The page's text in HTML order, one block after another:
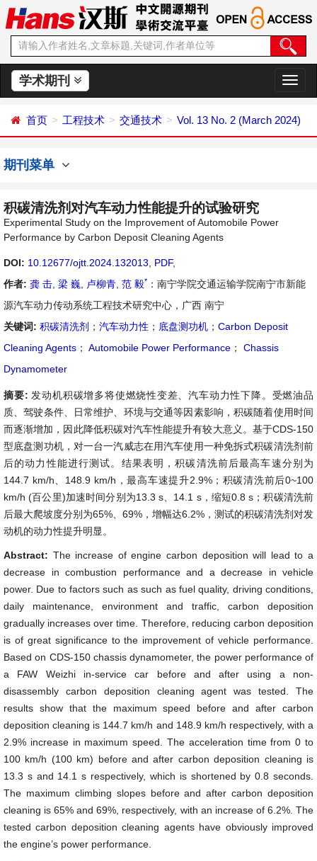
学术期刊
切
换
航
首页 工程技术 交通技术 Vol. 13 No. 2 (March 2024)
期刊菜单
积碳清洗剂对汽车动力性能提升的试验研究
Experimental Study on the Improvement of Automobile Power
Performance by Carbon Deposit Cleaning Agents
DOI: 10.12677/ojtt.2024.132013 PDF,
作者: 龚 击 梁 巍 卢柳青 范 毅* ：南宁学院交通运输学院南宁市新能
源汽车动力传动系统工程技术研究中心，广西 南宁
关键词: 积碳清洗剂 ； 汽车动力性 ； 底盘测功机 ； Carbon Deposit
Cleaning Agents ； Automobile Power Performance ；
Chassis
Dynamometer
摘要: 发动机积碳增多将使燃烧性变差、汽车动力性下降。受燃油品
质、驾驶条件、日常维护、环境与交通等因素影响，积碳随着使用时间
而逐渐增加，因此降低积碳对汽车性能提升有较大意义。基于CDS-150
型底盘测功机，对一台一汽威志在用汽车使用一种免拆式积碳清洗剂前
后的动力性能进行测试。结果表明，积碳清洗前后最高车速分别为
144.7 km/h、148.9 km/h，最高车速提升2.9%；积碳清洗前后0~100
km/h (百公里)加速时间分别为13.3 s、14.1 s，缩短0.8 s；积碳清洗前
后最大爬坡度分别为65%、69%，增幅达6.2%，测试的积碳清洗剂对发
动机的动力性提升明显。
Abstract: The increase of engine carbon deposition will lead to a
decrease in combustion performance and a decrease in vehicle
power. Due to factors such as such as fuel quality, driving conditions,
daily maintenance, environment and traffic, carbon deposition
gradually increases over time. Therefore, reducing carbon deposition
is of great significance to the improvement of vehicle performance.
Based on CDS-150 chassis dynamometer, the power performance of
a FAW Weizhi in-service car before and after using a non-
disassembly carbon deposition cleaning agent was tested. The
results show that the maximum speed before and after carbon
deposition cleaning is 144.7 km/h and 148.9 km/h respectively, with a
2.9% increase in maximum speed. The acceleration time from 0 to
100 km/h (100 km) before and after carbon deposition cleaning is
13.3 s and 14.1 s respectively, which is shortened by 0.8 seconds.
The maximum climbing slopes before and after carbon deposition
cleaning is 65% and 69%, respectively, with an increase of 6.2%. The
tested carbon deposition cleaning agents have obviously improved
the engine’s power performance.